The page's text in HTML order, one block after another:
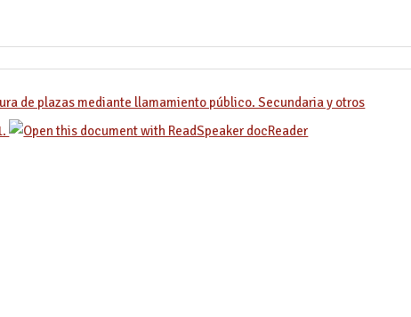
de plazas mediante llamamiento público. Secundaria y otros